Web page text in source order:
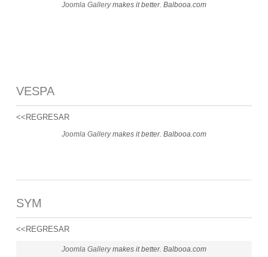
Joomla Gallerymakes it better. Balbooa.com
VESPA
<<REGRESAR
Joomla Gallerymakes it better. Balbooa.com
SYM
<<REGRESAR
Joomla Gallerymakes it better. Balbooa.com